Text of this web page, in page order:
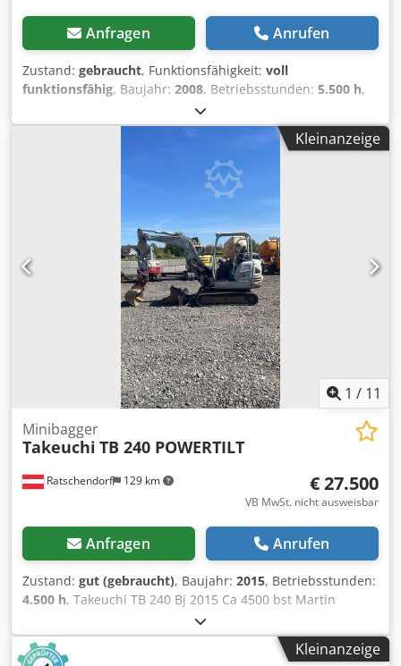
Anfragen Anrufen
Zustand: gebraucht, Funktionsfähigkeit: voll
funktionsfähig, Baujahr: 2008, Betriebsstunden: 5.500 h,
Takeuchi TB 235 Bj 2008 Ca 5500 bst Martin Powertilt
Hydraulischer Schnellwechsler 3 Löffel Sofort einsatzbereit
Dkjdpjy Hxquofx Ah Tor Optisch nicht der schönsteKleinanzeige
1 / 11
Ratschendorf 129 km
Minibagger
Takeuchi TB 240 POWERTILT
€ 27.500
VB MwSt. nicht ausweisbar
Anfragen Anrufen
Zustand: gut (gebraucht), Baujahr: 2015, Betriebsstunden:
4.500 h, Takeuchi TB 240 Bj 2015 Ca 4500 bst Martin
Powertilt Hydraulischer Schnellwechsler 2 Löffel Dkjdpfjy
Hc T Tjx Ah Ter Zusatzhydraulik Guter Zustand sofort
einsatzbereit Zustellung möglich
Kleinanzeige